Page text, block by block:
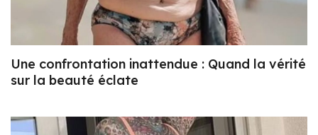
Une confrontation inattendue : Quand la vérité
sur la beauté éclate